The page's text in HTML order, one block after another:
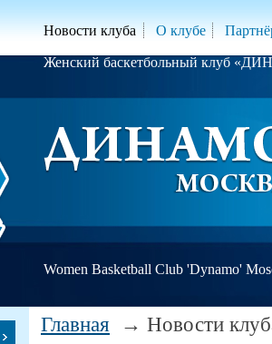
Новости клуба О клубе
Женский баскетбольный клуб
Women Basketball Club 'Dynamo'
Главная Новости